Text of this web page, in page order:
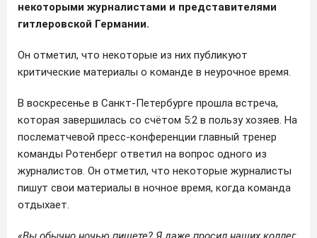
некоторыми журналистами и представителями
гитлеровской Германии.
Он отметил, что некоторые из них публикуют
критические материалы о команде в неурочное время.
В воскресенье в Санкт-Петербурге прошла встреча,
которая завершилась со счётом 5:2 в пользу хозяев. На
послематчевой пресс-конференции главный тренер
команды Ротенберг ответил на вопрос одного из
журналистов. Он отметил, что некоторые журналисты
пишут свои материалы в ночное время, когда команда
отдыхает.